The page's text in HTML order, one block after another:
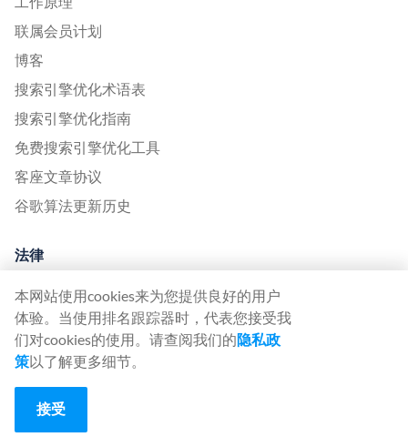
联属会员计划
博客
搜索引擎优化术语表
搜索引擎优化指南
免费搜索引擎优化工具
客座文章协议
谷歌算法更新历史
法律
隐私政策
App
登录
注册
本网站使用cookies来为您提供良好的用户
体验。当使用排名跟踪器时，代表您接受我
们对cookies的使用。请查阅我们的隐私政
策以了解更多细节。
接受